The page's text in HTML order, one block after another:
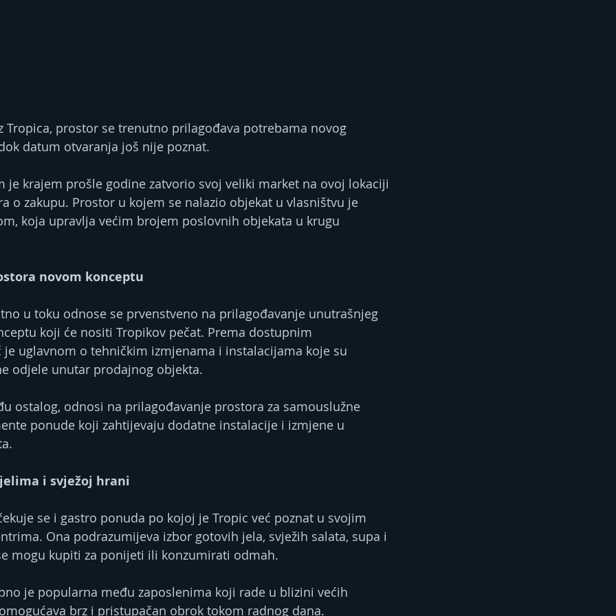
Tropica, prostor se trenutno prilagođava potrebama novog
datum otvaranja još nije poznat.
je krajem prošle godine zatvorio svoj veliki market na ovoj lokaciji
o zakupu. Prostor u kojem se nalazio objekat u vlasništvu je
koja upravlja većim brojem poslovnih objekata u krugu
novom konceptu
u toku odnose se prvenstveno na prilagođavanje unutrašnjeg
koji će nositi Tropikov pečat. Prema dostupnim
uglavnom o tehničkim izmjenama i instalacijama koje su
odjele unutar prodajnog objekta.
ostalog, odnosi na prilagođavanje prostora za samouslužne
ponude koji zahtijevaju dodatne instalacije i izmjene u
i svježoj hrani
se i gastro ponuda po kojoj je Tropic već poznat u svojim
Ona podrazumijeva izbor gotovih jela, svježih salata, supa i
mogu kupiti za ponijeti ili konzumirati odmah.
je popularna među zaposlenima koji rade u blizini većih
brz i pristupačan obrok tokom radnog dana.